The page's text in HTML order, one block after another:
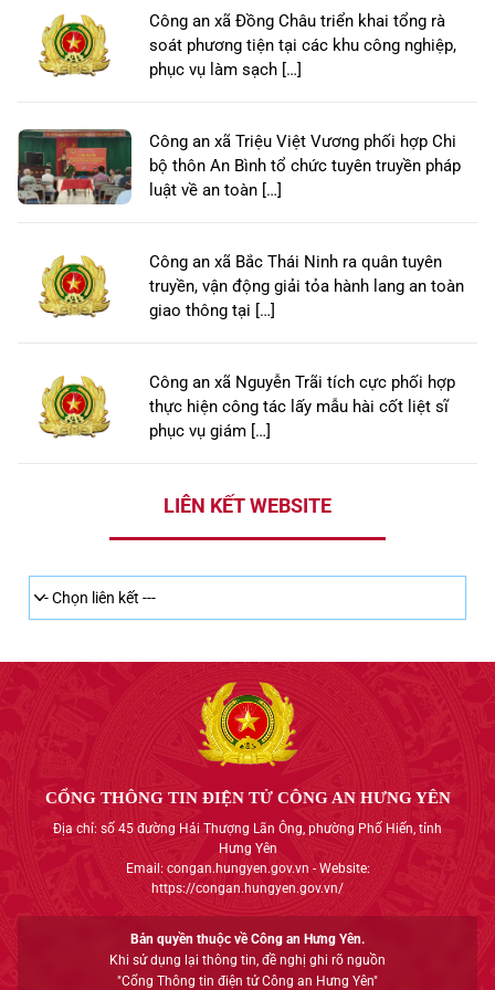
Công an xã Đồng Châu triển khai tổng rà
soát phương tiện tại các khu công nghiệp,
phục vụ làm sạch […]
Công an xã Triệu Việt Vương phối hợp Chi
bộ thôn An Bình tổ chức tuyên truyền pháp
luật về an toàn […]
Công an xã Bắc Thái Ninh ra quân tuyên
truyền, vận động giải tỏa hành lang an toàn
giao thông tại […]
Công an xã Nguyễn Trãi tích cực phối hợp
thực hiện công tác lấy mẫu hài cốt liệt sĩ
phục vụ giám […]
LIÊN KẾT WEBSITE
CỔNG THÔNG TIN ĐIỆN TỬ CÔNG AN HƯNG YÊN
Địa chỉ: số 45 đường Hải Thượng Lãn Ông, phường Phố Hiến, tỉnh
Hưng Yên
Email: congan.hungyen.gov.vn - Website:
https://congan.hungyen.gov.vn/
Bản quyền thuộc về Công an Hưng Yên.
Khi sử dụng lại thông tin, đề nghị ghi rõ nguồn
"Cổng Thông tin điện tử Công an Hưng Yên"